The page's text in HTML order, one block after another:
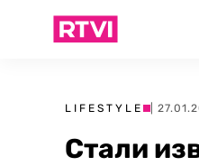
LIFESTYLE |
Стали